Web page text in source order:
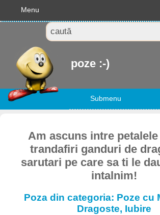
Menu
poze :-)
Submenu
Am ascuns intre
trandafiri ganduri de
sarutari pe care sa ti le
intalnim!
Poza din categoria: Poze cu
Dragoste, Iubire